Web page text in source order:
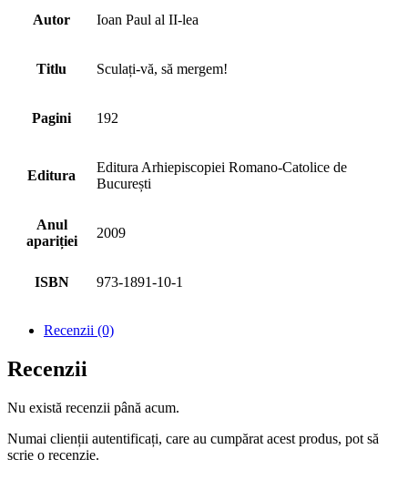
Autor Ioan Paul al II-lea
Titlu Sculați-vă, să mergem!
Pagini 192
Editura
Editura Arhiepiscopiei Romano-Catolice de
București
Anul
apariției
2009
ISBN 973-1891-10-1
Recenzii (0)
Recenzii
Nu există recenzii până acum.
Numai clienții autentificați, care au cumpărat acest produs, pot să
scrie o recenzie.